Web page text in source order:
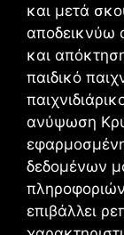
και μετά
αποδεικνύω
και
παιδικό
ανύψωση
δεδομένων
επιβάλλει